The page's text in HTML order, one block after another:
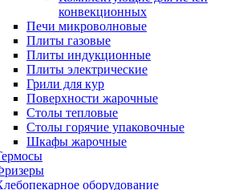
конвекционных
Печи микроволновые
Плиты газовые
Плиты индукционные
Плиты электрические
Грили для кур
Поверхности жарочные
Столы тепловые
Столы горячие упаковочные
Шкафы жарочные
оборудование